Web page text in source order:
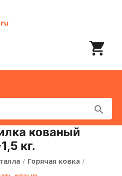


кованый
кг.
/ Горячая ковка /